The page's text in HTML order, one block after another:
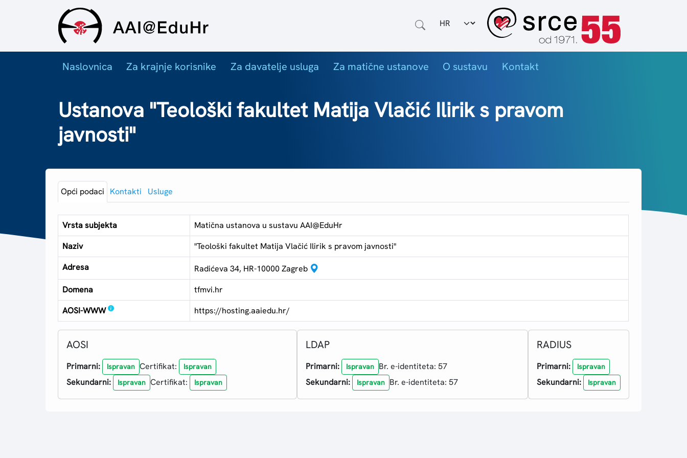
Odabir jezika
Naslovnica Za krajnje korisnike Za davatelje usluga Za matične ustanove O sustavu Kontakt
Ustanova "Teološki fakultet Matija Vlačić Ilirik s pravom
javnosti"
Opći podaci Kontakti Usluge
Vrsta subjekta
Matična ustanova u sustavu AAI@EduHr
Naziv
"Teološki fakultet Matija Vlačić Ilirik s pravom javnosti"
Adresa
Radićeva 34, HR-10000 Zagreb
Domena
tfmvi.hr
AOSI-WWW
https://hosting.aaiedu.hr/
AOSI
Primarni: Ispravan Certifikat: Ispravan
Sekundarni: Ispravan Certifikat: Ispravan
LDAP
Primarni: Ispravan Br. e-identiteta: 57
Sekundarni:
Ispravan Br. e-identiteta: 57
RADIUS
Primarni: Ispravan
Sekundarni: Ispravan